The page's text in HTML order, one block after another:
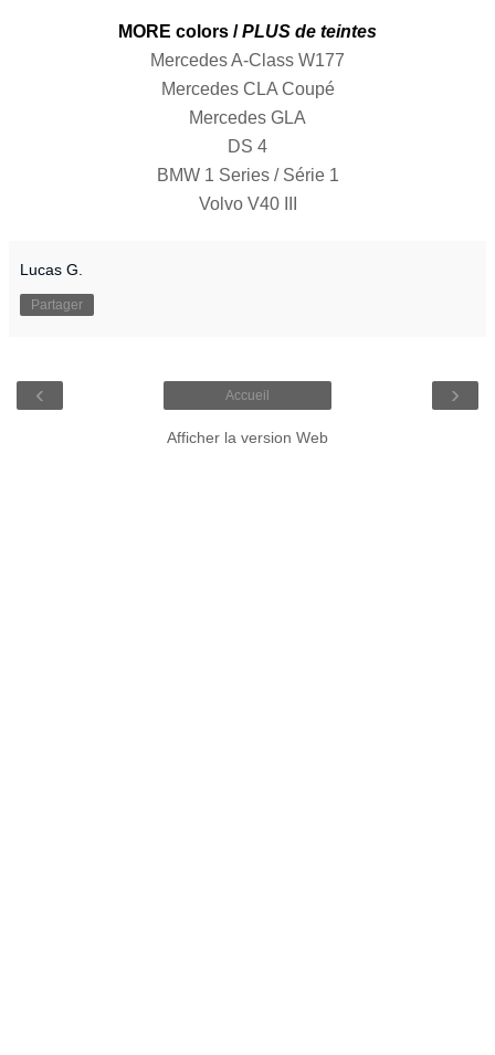
MORE colors /PLUS de teintes
Mercedes A-Class W177
Mercedes CLA Coupé
Mercedes GLA
DS 4
BMW 1 Series / Série 1
Volvo V40 III
Lucas G.
Partager
‹ ›
Accueil
Afficher la version Web